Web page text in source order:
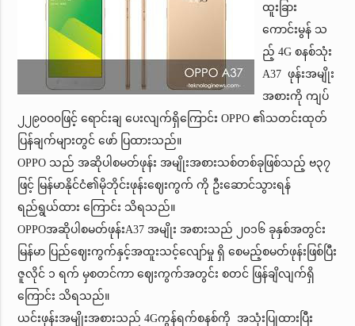
ထူးခြား
ကောင်းမွန် သ
ည့် 4G စနစ်သုံး
A37 ဖုန်းအမျိုး
အစားကို ကျပ်
၂၂၉၀ဝ၀ဖြင့် ရောင်းချ ပေးလျက်ရှိကြောင်း OPPO ၏သတင်းထုတ်
ပြန်ချက်များတွင် ဖော် ပြထားသည်။
OPPO သည် အဆိုပါစမတ်ဖုန်း အမျိုးအစားသစ်တစ်ခုဖြစ်သည့် ဗ၃၇
ဖြင့် မြန်မာနိုင်ငံ၏မိုဘိုင်းဖုန်းဈေးကွက် ကို ဦးဆောင်သွားရန်
ရည်ရွယ်ထား ကြောင်း သိရသည်။
OPPOအဆိုပါစမတ်ဖုန်းA37 အမျိုး အစားသည် ၂၀၁၆ ခုနှစ်အတွင်း
မြန်မာ ပြည်ဈေးကွက်နှင့်အထူးသင့်လျော်မှု ရှိ စေမည့်စမတ်ဖုန်းဖြစ်ပြီး
ဇူလိုင် ၁ ရက် မှစတင်ကာ ဈေးကွက်အတွင်း စတင် ဖြန်ချိလျက်ရှိ
ကြောင်း သိရသည်။
ယင်းဖုန်းအမျိုးအစားသည် 4Gကွန်ရက်စနစ်ကို အသုံးပြုထားပြီး